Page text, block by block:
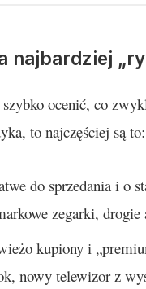
najbardziej
szybko ocenić, co
to najczęściej są to:
do sprzedania i o
zegarki, drogie
kupiony i
nowy telewizor z